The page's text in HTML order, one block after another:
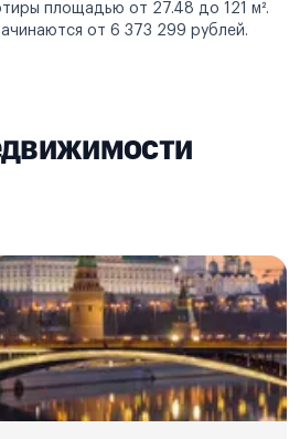
площадью от 27.48 до 121 м².
от 6 373 299 рублей.